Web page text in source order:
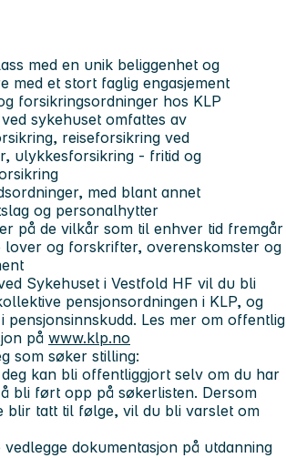
med en unik beliggenhet og
med et stort faglig engasjement
forsikringsordninger hos KLP
sykehuset omfattes av
reiseforsikring ved
ulykkesforsikring - fritid og
med blant annet
og personalhytter
på de vilkår som til enhver tid fremgår
lover og forskrifter, overenskomster og
Sykehuset i Vestfold HF vil du bli
pensjonsordningen i KLP, og
pensjonsinnskudd. Les mer om offentlig
på www.klp.no
som søker stilling:
kan bli offentliggjort selv om du har
bli ført opp på søkerlisten. Dersom
blir tatt til følge, vil du bli varslet om
dokumentasjon på utdanning